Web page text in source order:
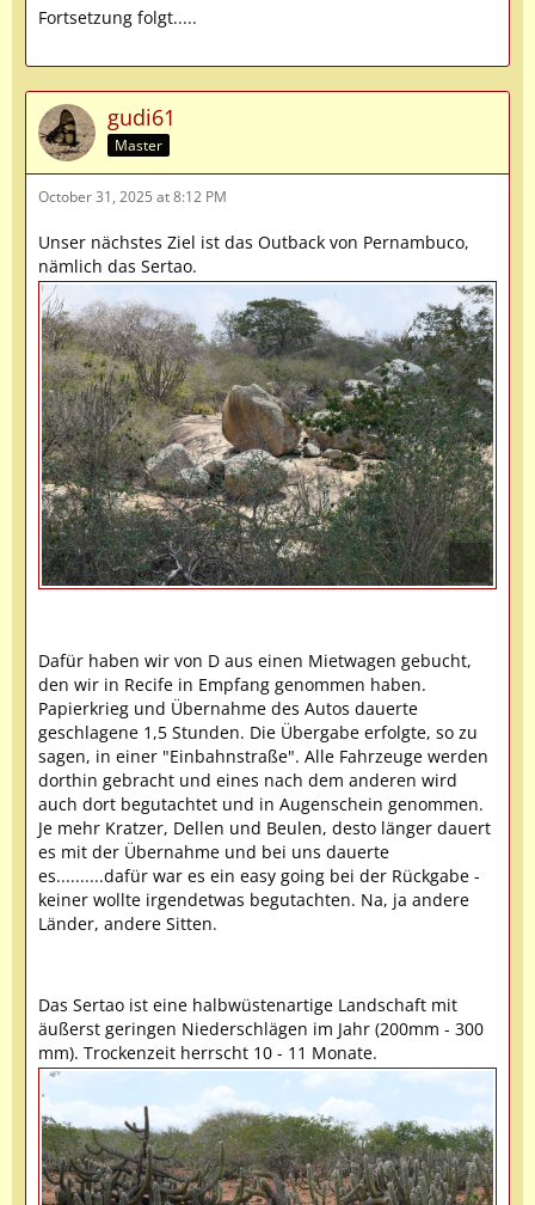
Fortsetzung folgt.....
gudi61
Master
October 31, 2025 at 8:12 PM
Unser nächstes Ziel ist das Outback von Pernambuco,
nämlich das Sertao.
Dafür haben wir von D aus einen Mietwagen gebucht,
den wir in Recife in Empfang genommen haben.
Papierkrieg und Übernahme des Autos dauerte
geschlagene 1,5 Stunden. Die Übergabe erfolgte, so zu
sagen, in einer "Einbahnstraße". Alle Fahrzeuge werden
dorthin gebracht und eines nach dem anderen wird
auch dort begutachtet und in Augenschein genommen.
Je mehr Kratzer, Dellen und Beulen, desto länger dauert
es mit der Übernahme und bei uns dauerte
es..........dafür war es ein easy going bei der Rückgabe -
keiner wollte irgendetwas begutachten. Na, ja andere
Länder, andere Sitten.
Das Sertao ist eine halbwüstenartige Landschaft mit
äußerst geringen Niederschlägen im Jahr (200mm - 300
mm). Trockenzeit herrscht 10 - 11 Monate.